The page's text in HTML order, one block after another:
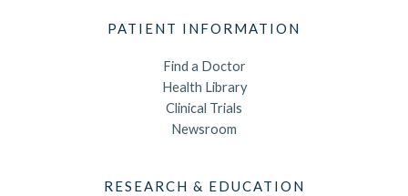
PATIENT INFORMATION
Find a Doctor
Health Library
Clinical Trials
Newsroom
RESEARCH & EDUCATION